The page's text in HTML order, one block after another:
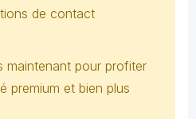
de contact
maintenant pour profiter
premium et bien plus